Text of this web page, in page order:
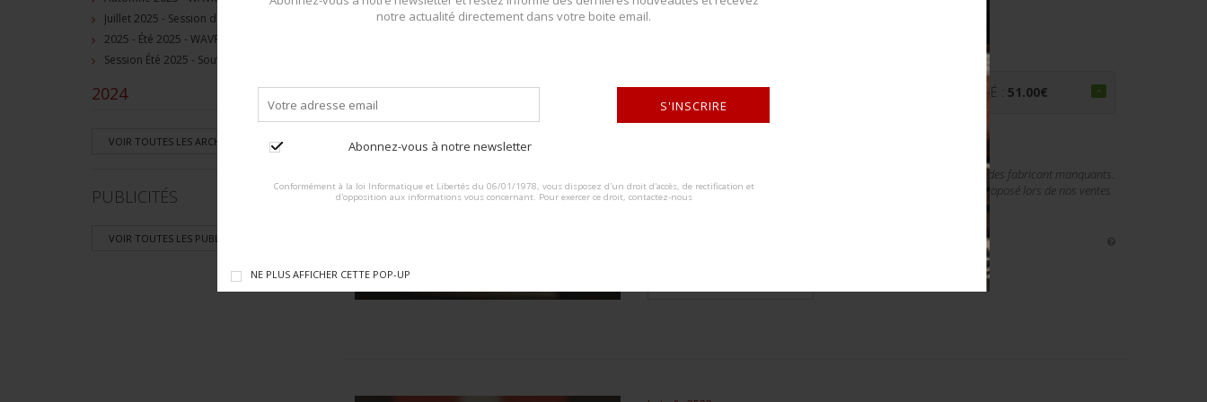
notre actualité directement dans votre boite email.
Abonnez-vous à notre newsletter
S'INSCRIRE
Conformément à la loi Informatique et Libertés du 06/01/1978, vous disposez d'un droit d'accès, de rectification et
d'opposition aux informations vous concernant. Pour exercer ce droit, contactez-nous
NE PLUS AFFICHER CETTE POP-UP
Connectez-vousoucréez un compte
Lot n° : 2532
ESTIMATION :40.00 PRIX ADJUGÉ : 51.00€
Comprenant trois étiquettes. Numéro 496958, 496963, et 496960. Codes fabricant manquants.
A noter une légère usure et patines des pièces. Le matériel allemand proposé lors de nos ventes
2024
VOIR TOUTES LES ARCHIVES >
PUBLICITÉS
VOIR TOUTES LES PUBLICITÉS >